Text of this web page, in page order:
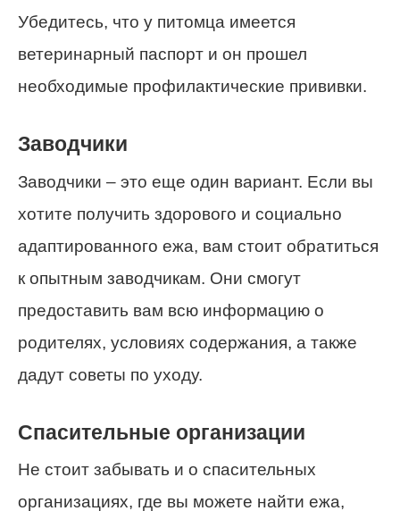
Убедитесь, что у питомца имеется
ветеринарный паспорт и он прошел
необходимые профилактические прививки.
Заводчики
Заводчики – это еще один вариант. Если вы
хотите получить здорового и социально
адаптированного ежа, вам стоит обратиться
к опытным заводчикам. Они смогут
предоставить вам всю информацию о
родителях, условиях содержания, а также
дадут советы по уходу.
Спасительные организации
Не стоит забывать и о спасительных
организациях, где вы можете найти ежа,